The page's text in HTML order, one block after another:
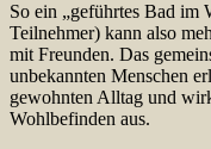
So ein „geführtes Bad im
Teilnehmer) kann also
mit Freunden. Das
unbekannten Menschen
gewohnten Alltag und
Wohlbefinden aus.